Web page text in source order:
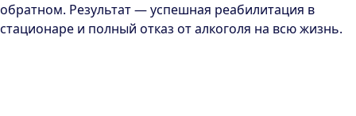
обратном. Результат — успешная реабилитация в
стационаре и полный отказ от алкоголя на всю жизнь.